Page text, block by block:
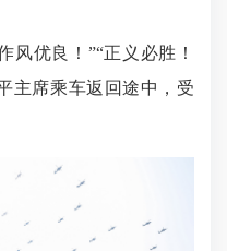
优良！”“正义必胜！
主席乘车返回途中，受